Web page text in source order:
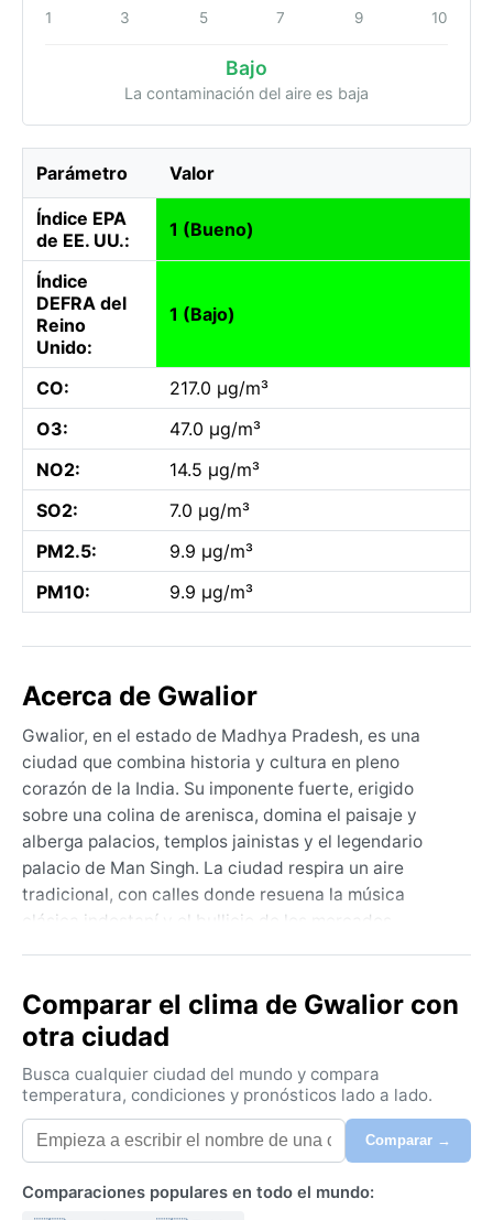
1 3 5 7 9 10
Bajo
La contaminación del aire es baja
Parámetro Valor
Índice EPA
de EE. UU.:
1 (Bueno)
Índice
DEFRA del
Reino
Unido:
1 (Bajo)
CO:
217.0 µg/m³
O3:
47.0 µg/m³
NO2:
14.5 µg/m³
SO2:
7.0 µg/m³
PM2.5:
9.9 µg/m³
PM10:
9.9 µg/m³
Acerca de Gwalior
Gwalior, en el estado de Madhya Pradesh, es una
ciudad que combina historia y cultura en pleno
corazón de la India. Su imponente fuerte, erigido
sobre una colina de arenisca, domina el paisaje y
alberga palacios, templos jainistas y el legendario
palacio de Man Singh. La ciudad respira un aire
tradicional, con calles donde resuena la música
clásica indostaní y el bullicio de los mercados.
entorno semiárido pero fértil tras las lluvias.
El clima de Gwalior se clasifica como Cwa,
subtropical húmedo con invierno seco. Los veranos,
de marzo a junio, son abrasadores: las temperaturas
superan los 40 °C, con olas de calor intensas y
tormentas de polvo ocasionales previas al monzón. La
temporada de lluvias, de julio a septiembre, trae
consigo el monzón suroeste, con precipitaciones
Comparar el clima de Gwalior con
otra ciudad
Busca cualquier ciudad del mundo y compara
temperatura, condiciones y pronósticos lado a lado.
Comparar →
Comparaciones populares en todo el mundo: